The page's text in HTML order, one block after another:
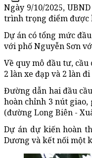
Ngày 9/10/2025,
trình trọng điểm được
Dự án có tổng mức
với phố Nguyễn Sơn
Về quy mô đầu tư,
2 làn xe đạp và 2 làn đi
Đường dẫn hai đầu
hoàn chỉnh 3 nút
(đường Long Biên -
Dự án dự kiến hoàn
Dương và kết nối một